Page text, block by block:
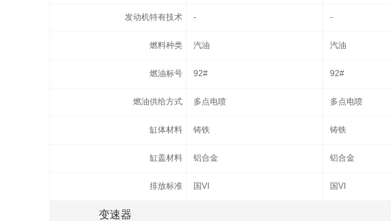
发动机特有技术 - -
燃料种类 汽油 汽油
燃油标号 92# 92#
燃油供给方式 多点电喷 多点电喷
缸体材料 铸铁 铸铁
缸盖材料 铝合金 铝合金
排放标准 国VI 国VI
变速器